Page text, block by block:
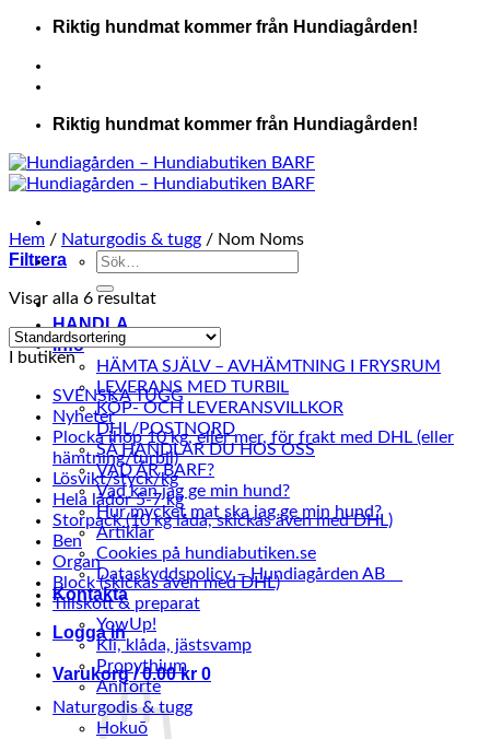
Skip
content
Riktig hundmat kommer från Hundiagården!
Riktig hundmat kommer från Hundiagården!
Sök
HANDLA
Info
HÄMTA SJÄLV – AVHÄMTNING I FRYSRUM
LEVERANS MED TURBIL
KÖP- OCH LEVERANSVILLKOR
DHL/POSTNORD
SÅ HANDLAR DU HOS OSS
VAD ÄR BARF?
Vad kan jag ge min hund?
Hur mycket mat ska jag ge min hund?
Artiklar
Cookies på hundiabutiken.se
Dataskyddspolicy – Hundiagården AB
Kontakta
Logga in
Varukorg /0.00kr 0
Hem / Naturgodis & tugg / Nom Noms
Filtrera
Visar alla 6 resultat
I butiken
SVENSKA TUGG
Nyheter
Plocka ihop 10 kg, eller mer, för frakt med DHL (eller
hämtning/turbil)
Lösvikt/styck/kg
Hela lådor 5-7 kg
Storpack (10 kg låda, skickas även med DHL)
Ben
Organ
Block (skickas även med DHL)
Tillskott & preparat
YowUp!
Kli, klåda, jästsvamp
Propythium
Aniforte
Naturgodis & tugg
Hokuō